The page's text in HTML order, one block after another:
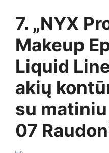
7. „NYX
Makeup
Liquid
akių
su
07